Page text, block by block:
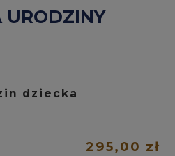
URODZINY
dziecka
295,00 zł